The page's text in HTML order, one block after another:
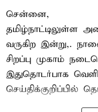
சென்னை,
தமிழ்நாட்டிலுள்ள
வருகிற இன்று,.
சிறப்பு முகாம்
இதுதொடர்பாக
செய்திக்குறிப்பில்